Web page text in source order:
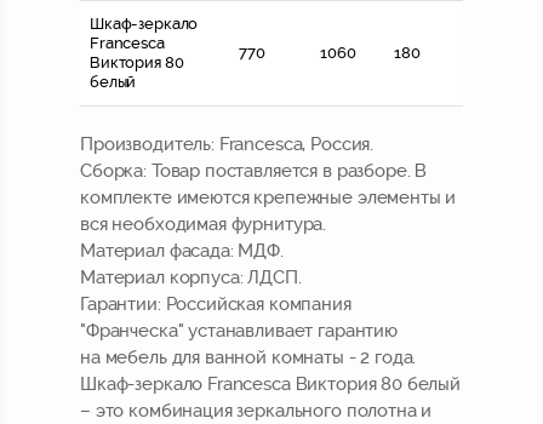
Шкаф-зеркало
Francesca
Виктория 80
белый
770 1060 180
Производитель: Francesca, Россия.
Сборка: Товар поставляется в разборе. В
комплекте имеются крепежные элементы и
вся необходимая фурнитура.
Материал фасада: МДФ.
Материал корпуса: ЛДСП.
Гарантии: Российская компания
"Франческа" устанавливает гарантию
на мебель для ванной комнаты - 2 года.
Шкаф-зеркало Francesca Виктория 80 белый
– это комбинация зеркального полотна и